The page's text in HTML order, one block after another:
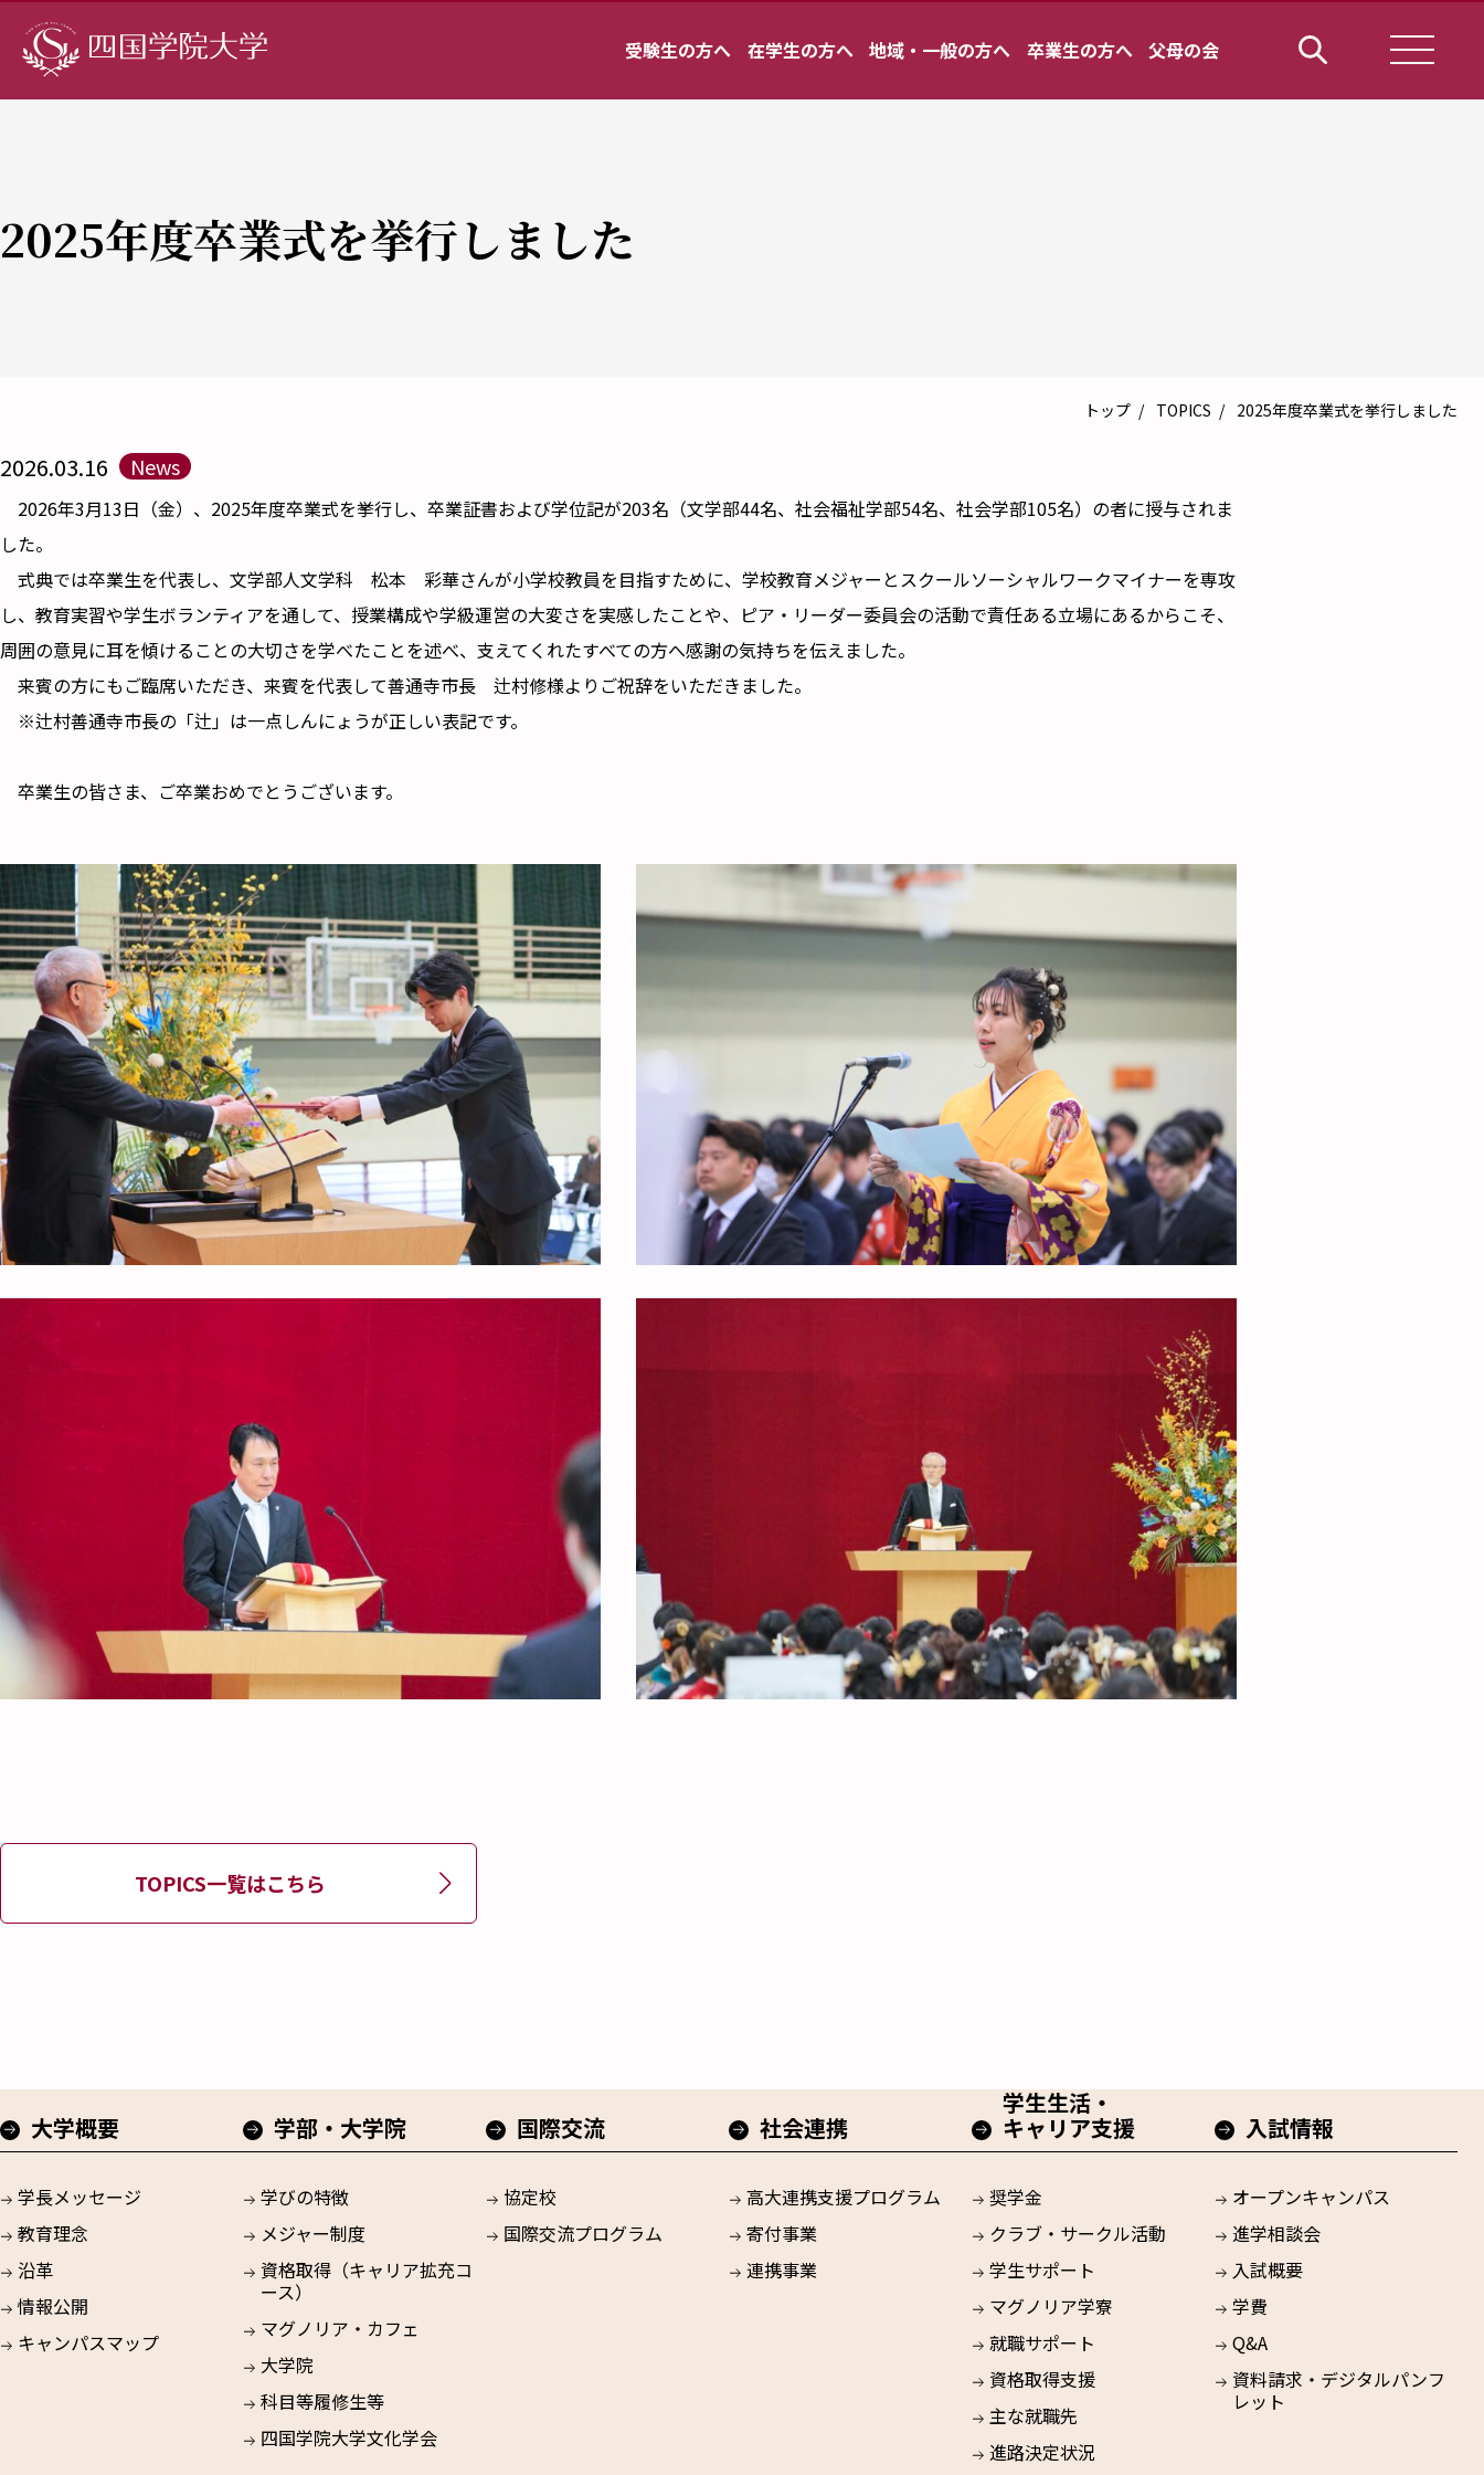
受験生の方へ 在学生の方へ 地域・一般の方へ 卒業生の方へ 父母の会
2025年度卒業式を挙行しました
トップ TOPICS 2025年度卒業式を挙行しました
2026.03.16 News
2026年3月13日（金）、2025年度卒業式を挙行し、卒業証書および学位記が203名（文学部44名、社会福祉学部54名、社会学部105名）の者に授与されま
した。
式典では卒業生を代表し、文学部人文学科 松本 彩華さんが小学校教員を目指すために、学校教育メジャーとスクールソーシャルワークマイナーを専攻
し、教育実習や学生ボランティアを通して、授業構成や学級運営の大変さを実感したことや、ピア・リーダー委員会の活動で責任ある立場にあるからこそ、
周囲の意見に耳を傾けることの大切さを学べたことを述べ、支えてくれたすべての方へ感謝の気持ちを伝えました。
来賓の方にもご臨席いただき、来賓を代表して善通寺市長 辻村修様よりご祝辞をいただきました。
※辻村善通寺市長の「辻」は一点しんにょうが正しい表記です。
卒業生の皆さま、ご卒業おめでとうございます。
TOPICS一覧はこちら
大学概要
学長メッセージ
教育理念
沿革
情報公開
キャンパスマップ
学部・大学院
学びの特徴
メジャー制度
資格取得（キャリア拡充コ
ース）
マグノリア・カフェ
大学院
科目等履修生等
四国学院大学文化学会
国際交流
協定校
国際交流プログラム
社会連携
高大連携支援プログラム
寄付事業
連携事業
学生生活・
キャリア支援
奨学金
クラブ・サークル活動
学生サポート
マグノリア学寮
就職サポート
資格取得支援
主な就職先
進路決定状況
入試情報
オープンキャンパス
進学相談会
入試概要
学費
Q&A
資料請求・デジタルパンフ
レット